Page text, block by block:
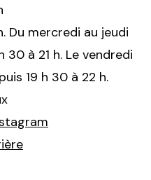
Du mercredi au jeudi
30 à 21 h. Le vendredi
19 h 30 à 22 h.